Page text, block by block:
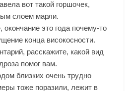
вот такой горшочек,
слоем марли.
это года почему-то
конца високосности.
расскажите, какой вид
помог вам.
близких очень трудно
тоже поразили, лежит в